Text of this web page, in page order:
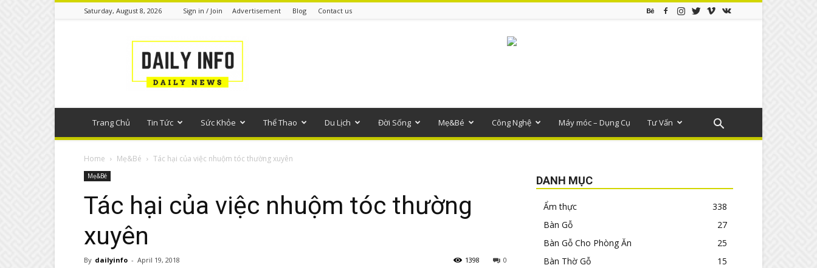
Saturday, August 8, 2026 Sign in / Join Advertisement Blog Contact us
thông
Trang Chủ Tin Tức Sức Khỏe Thể Thao Du Lịch Đời Sống Mẹ&Bé Công Nghệ Máy móc – Dụng Cụ Tư Vấn
Home Mẹ&Bé Tác hại của việc nhuộm tóc thường xuyên
Mẹ&Bé
Tác hại của việc nhuộm tóc thường
xuyên
By dailyinfo - April 19, 2018 0
1398
DANH MỤC
Ẩm thực
338
Bàn Gỗ
27
Bàn Gỗ Cho Phòng Ăn
25
Bàn Thờ Gỗ
15